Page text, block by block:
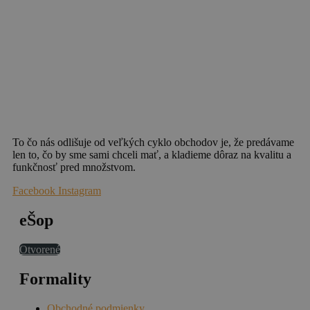
To čo nás odlišuje od veľkých cyklo obchodov je, že predávame
len to, čo by sme sami chceli mať, a kladieme dôraz na kvalitu a
funkčnosť pred množstvom.
Facebook Instagram
eŠop
Otvorené
Formality